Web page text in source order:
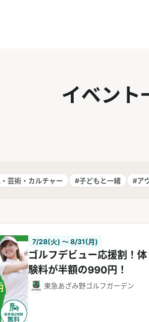
イベント
芸術・カルチャー #子どもと一緒 #ア
7/28(火) 〜 8/31(月)
ゴルフデビュー応援割！体
験料が半額の990円！
東急あざみ野ゴルフガーデン